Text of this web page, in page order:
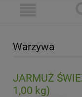
Warzywa
JARMUŻ
1,00 kg)